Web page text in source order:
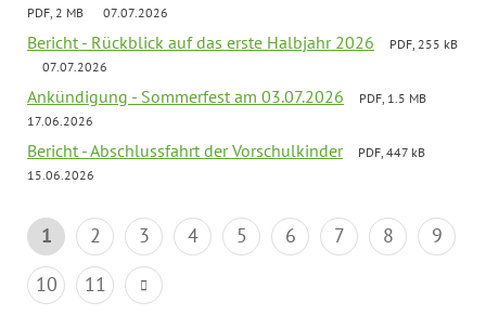
PDF, 2 MB 07.07.2026
Bericht - Rückblick auf das erste Halbjahr 2026
PDF, 255 kB
07.07.2026
Ankündigung - Sommerfest am 03.07.2026
PDF, 1.5 MB
17.06.2026
Bericht - Abschlussfahrt der Vorschulkinder
PDF, 447 kB
15.06.2026
1 2 3 4 5 6 7 8
9
10
11